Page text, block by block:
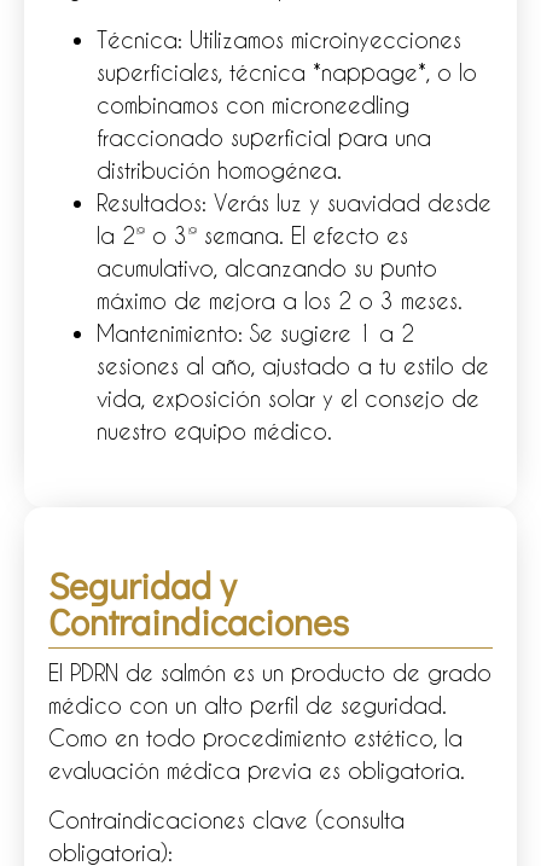
Técnica: Utilizamos microinyecciones
superficiales, técnica *nappage*, o lo
combinamos con microneedling
fraccionado superficial para una
distribución homogénea.
Resultados: Verás luz y suavidad desde
la 2ª o 3ª semana. El efecto es
acumulativo, alcanzando su punto
máximo de mejora a los 2 o 3 meses.
Mantenimiento: Se sugiere 1 a 2
sesiones al año, ajustado a tu estilo de
vida, exposición solar y el consejo de
nuestro equipo médico.
Seguridad y
Contraindicaciones
El PDRN de salmón es un producto de grado
médico con un alto perfil de seguridad.
Como en todo procedimiento estético, la
evaluación médica previa es obligatoria.
Contraindicaciones clave (consulta
obligatoria):